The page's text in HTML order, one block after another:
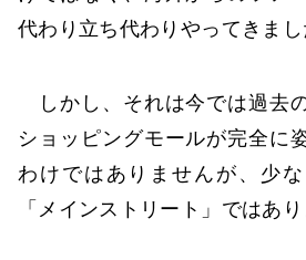
代わり立ち代わりやってきまし
しかし、それは今では過去
ショッピングモールが完全に
わけではありませんが、少
「メインストリート」ではあり